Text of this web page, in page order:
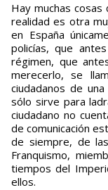
Hay muchas cosas
realidad es otra
en España
policías, que
régimen, que
merecerlo, se
ciudadanos de
sólo sirve para
ciudadano no
de comunicación
de siempre, de
Franquismo,
tiempos del
ellos.